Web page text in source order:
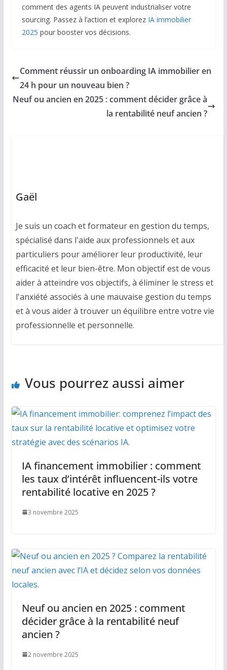
comment des agents IA peuvent industrialiser votre
sourcing. Passez à l’action et explorez IA immobilier
2025 pour booster vos décisions.
Comment réussir un onboarding IA immobilier en
24 h pour un nouveau bien ?
Neuf ou ancien en 2025 : comment décider grâce à
la rentabilité neuf ancien ?
Gaël
Je suis un coach et formateur en gestion du temps,
spécialisé dans l'aide aux professionnels et aux
particuliers pour améliorer leur productivité, leur
efficacité et leur bien-être. Mon objectif est de vous
aider à atteindre vos objectifs, à éliminer le stress et
l'anxiété associés à une mauvaise gestion du temps
et à vous aider à trouver un équilibre entre votre vie
professionnelle et personnelle.
Vous pourrez aussi aimer
IA financement immobilier : comment
les taux d’intérêt influencent-ils votre
rentabilité locative en 2025 ?
3 novembre 2025
Neuf ou ancien en 2025 : comment
décider grâce à la rentabilité neuf
ancien ?
2 novembre 2025